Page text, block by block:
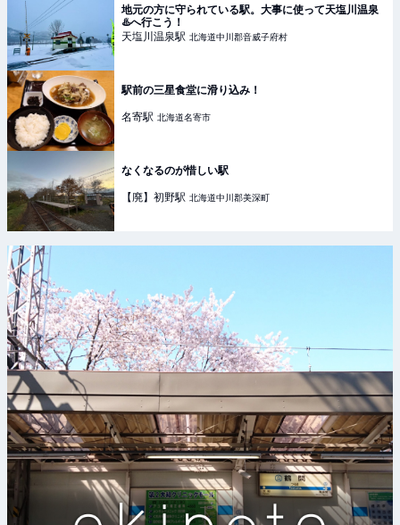
地元の方に守られている駅。大事に使って天塩川温泉
♨️へ行こう！
天塩川温泉駅 北海道中川郡音威子府村
駅前の三星食堂に滑り込み！
名寄駅 北海道名寄市
なくなるのが惜しい駅
【廃】初野駅 北海道中川郡美深町